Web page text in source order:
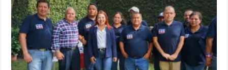
Alejandro
Nóchez
buscan
candidatura
de
ARENA
para
San
Salvador
Centro